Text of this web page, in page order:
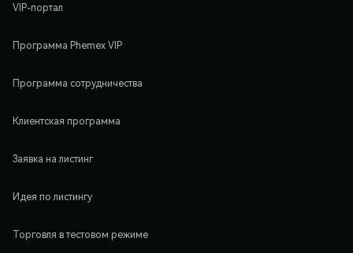
VIP-портал
Программа Phemex VIP
Программа сотрудничества
Клиентская программа
Заявка на листинг
Идея по листингу
Торговля в тестовом режиме